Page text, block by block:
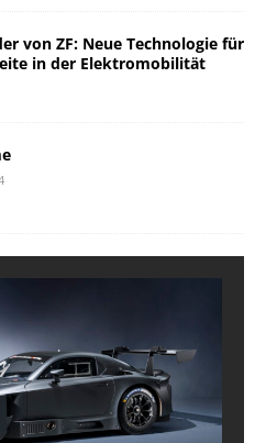
von ZF: Neue Technologie für
in der Elektromobilität